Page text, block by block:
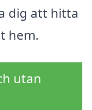
dig att hitta
hem.
utan